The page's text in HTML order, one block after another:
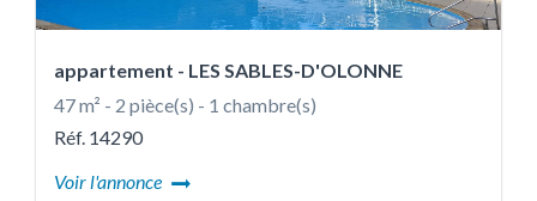
appartement - LES SABLES-D'OLONNE
47 m² - 2 pièce(s) - 1 chambre(s)
Réf. 14290
Voir l'annonce